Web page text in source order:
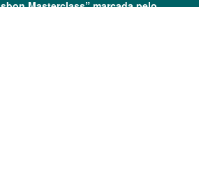
Masterclass” marcada pelo